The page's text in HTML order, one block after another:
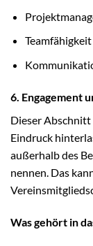
Teamfähigkeit
6. Engagement
Dieser
Eindruck
außerhalb des
nennen. Das
Was gehört in